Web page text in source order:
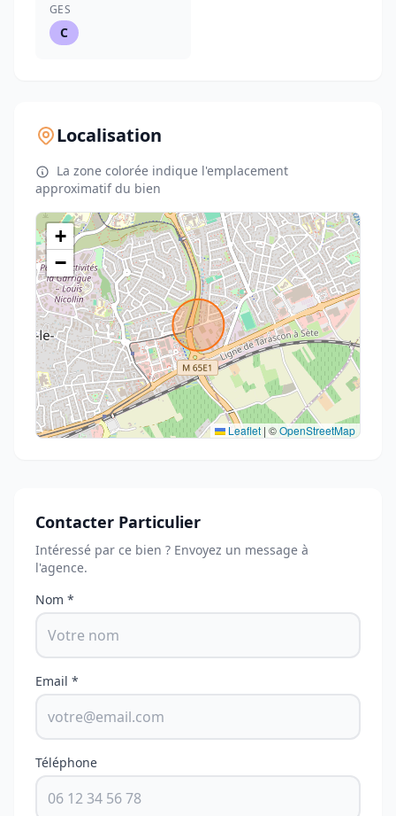
GES
C
Localisation
La zone colorée indique l'emplacement
approximatif du bien
+
−
Leaflet | ©OpenStreetMap
Contacter Particulier
Intéressé par ce bien ? Envoyez un message à
l'agence.
Nom *
Email *
Téléphone